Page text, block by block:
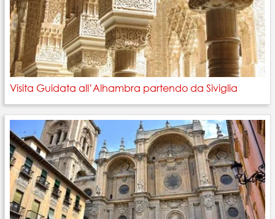
Visita Guidata all’Alhambra partendo da Siviglia